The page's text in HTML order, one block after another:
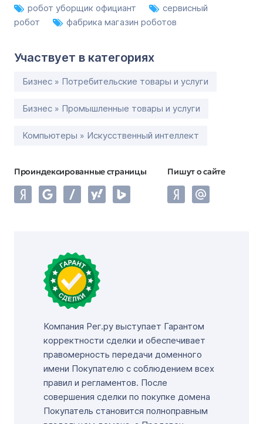
робот уборщик официант
сервисный
робот
фабрика магазин роботов
Участвует в категориях
Бизнес » Потребительские товары и услуги
Бизнес » Промышленные товары и услуги
Компьютеры » Искусственный интеллект
Проиндексированные страницы Пишут о сайте
Компания Рег.ру выступает Гарантом
корректности сделки и обеспечивает
правомерность передачи доменного
имени Покупателю с соблюдением всех
правил и регламентов. После
совершения сделки по покупке домена
Покупатель становится полноправным